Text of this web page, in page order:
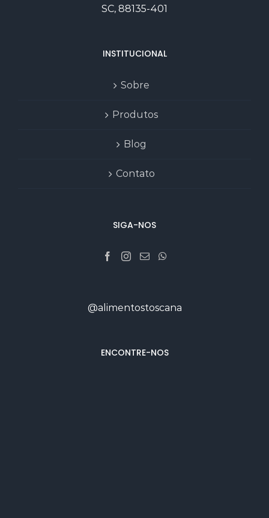
SC, 88135-401
INSTITUCIONAL
Sobre
Produtos
Blog
Contato
SIGA-NOS
@alimentostoscana
ENCONTRE-NOS